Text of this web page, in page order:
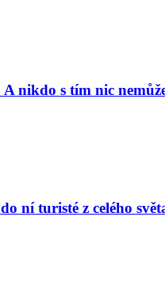
nikdo s tím nic
ní turisté z celého